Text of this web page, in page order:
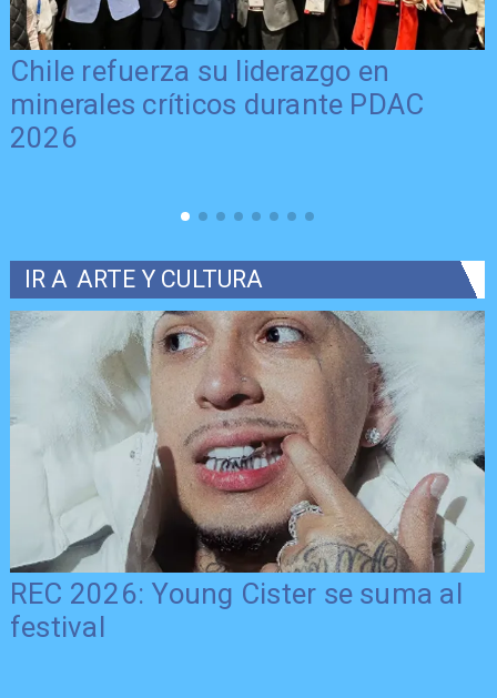
Chile refuerza su liderazgo en
minerales críticos durante PDAC
2026
IR A ARTE Y CULTURA
REC 2026: Young Cister se suma al
festival